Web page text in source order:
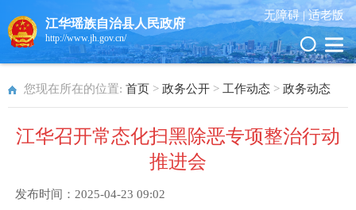
江华瑶族自治县人民政府
http://www.jh.gov.cn/
无障碍 |适老版
您现在所在的位置: 首页 > 政务公开 > 工作动态 > 政务动态
江华召开常态化扫黑除恶专项整治行动
推进会
发布时间： 2025-04-23 09:02